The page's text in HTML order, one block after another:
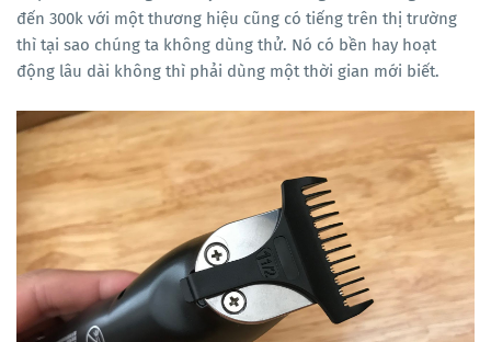
đến 300k với một thương hiệu cũng có tiếng trên thị trường
thì tại sao chúng ta không dùng thử. Nó có bền hay hoạt
động lâu dài không thì phải dùng một thời gian mới biết.